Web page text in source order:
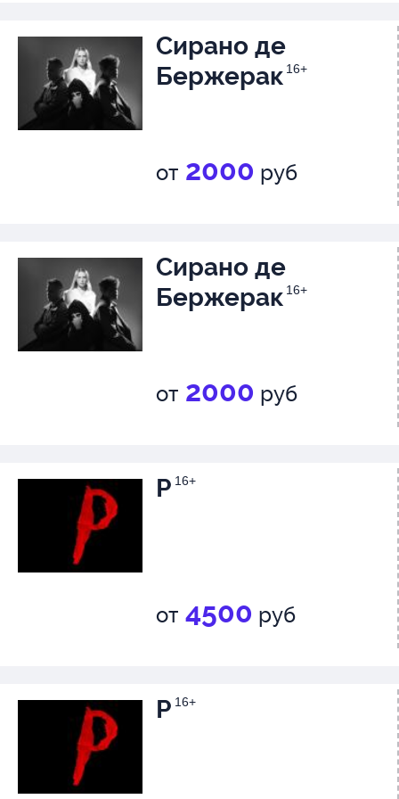
такой мощнейший, мудрый
острый сатирический и
заряд, который точно
современную реальность».
Сирано де
Бержерак 16+
от 2000 руб
Сирано де
Бержерак 16+
от 2000 руб
Р 16+
от 4500 руб
Р 16+